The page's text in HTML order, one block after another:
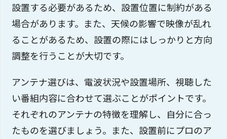
設置する必要があるため、設置位置に制約がある
場合があります。また、天候の影響で映像が乱れ
ることがあるため、設置の際にはしっかりと方向
調整を行うことが大切です。
アンテナ選びは、電波状況や設置場所、視聴した
い番組内容に合わせて選ぶことがポイントです。
それぞれのアンテナの特徴を理解し、自分に合っ
たものを選びましょう。また、設置前にプロのア